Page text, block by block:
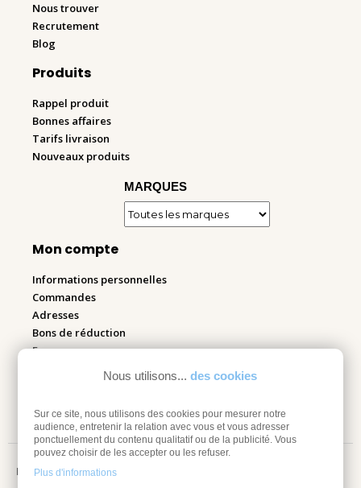
Nous utilisons... des cookies
Sur ce site, nous utilisons des cookies pour mesurer notre
audience, entretenir la relation avec vous et vous adresser
ponctuellement du contenu qualitatif ou de la publicité. Vous
pouvez choisir de les accepter ou les refuser.
Plus d'informations
Nous trouver
Recrutement
Blog
Produits
Rappel produit
Bonnes affaires
Tarifs livraison
Nouveaux produits
MARQUES
Mon compte
Informations personnelles
Commandes
Adresses
Bons de réduction
Espace pro
Mentions légales